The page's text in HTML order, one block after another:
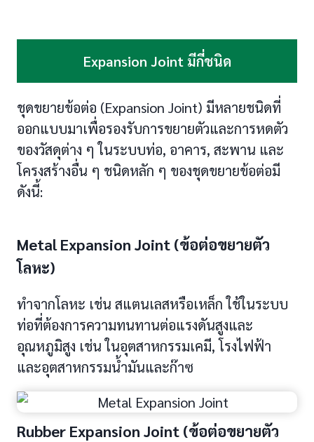
Expansion Joint มีกี่ชนิด
ชุดขยายข้อต่อ (Expansion Joint) มีหลายชนิดที่
ออกแบบมาเพื่อรองรับการขยายตัวและการหดตัว
ของวัสดุต่าง ๆ ในระบบท่อ, อาคาร, สะพาน และ
โครงสร้างอื่น ๆ ชนิดหลัก ๆ ของชุดขยายข้อต่อมี
ดังนี้:
Metal Expansion Joint (ข้อต่อขยายตัว
โลหะ)
ทำจากโลหะ เช่น สแตนเลสหรือเหล็ก ใช้ในระบบ
ท่อที่ต้องการความทนทานต่อแรงดันสูงและ
อุณหภูมิสูง เช่น ในอุตสาหกรรมเคมี, โรงไฟฟ้า
และอุตสาหกรรมน้ำมันและก๊าซ
Rubber Expansion Joint (ข้อต่อขยายตัว